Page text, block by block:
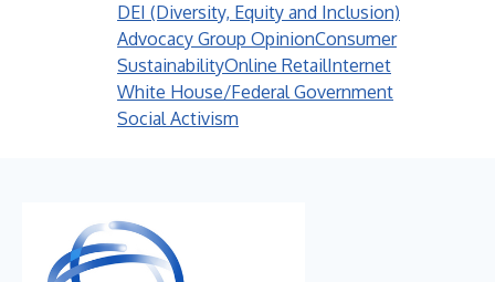
DEI (Diversity, Equity and Inclusion)
Advocacy Group OpinionConsumer
SustainabilityOnline RetailInternet
White House/Federal Government
Social Activism